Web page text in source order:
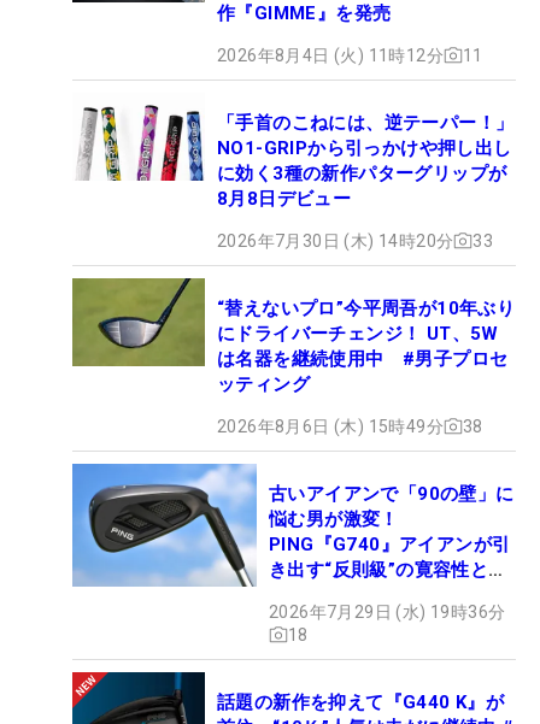
作『GIMME』を発売
2026年8月4日 (火) 11時12分 11
「手首のこねには、逆テーパー！」
NO1-GRIPから引っかけや押し出し
に効く3種の新作パターグリップが
8月8日デビュー
2026年7月30日 (木) 14時20分 33
“替えないプロ”今平周吾が10年ぶり
にドライバーチェンジ！ UT、5W
は名器を継続使用中 #男子プロセ
ッティング
2026年8月6日 (木) 15時49分 38
古いアイアンで「90の壁」に
悩む男が激変！
PING『G740』アイアンが引
き出す“反則級”の寛容性と飛
2026年7月29日 (水) 19時36分
18
話題の新作を抑えて『G440 K』が